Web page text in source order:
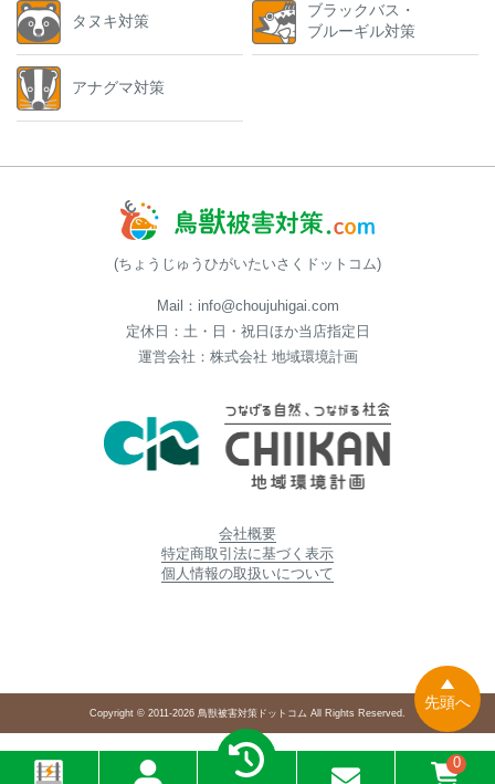
タヌキ対策
アナグマ対策
ブラックバス・
ブルーギル対策
(ちょうじゅうひがいたいさくドットコム)
Mail：info@choujuhigai.com
定休日：土・日・祝日ほか当店指定日
運営会社：株式会社 地域環境計画
会社概要
特定商取引法に基づく表示
個人情報の取扱いについて
Copyright © 2011-2026 鳥獣被害対策ドットコム All Rights Reserved.
0
先頭へ